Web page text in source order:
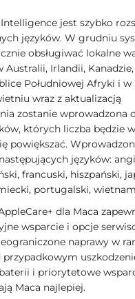
jest szybko
języków. W grudniu
obsługiwać lokalne
Australii, Irlandii,
Południowej Afryki i
wraz z aktualizacją
zostanie wprowadzona
których liczba będzie
powiększać.
języków:
francuski, hiszpański,
portugalski,
dla Maca
wsparcie i opcje
naprawy w
i priorytetowe
Maca najlepiej.